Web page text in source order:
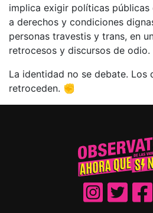
implica exigir políticas públicas
a derechos y condiciones
personas travestis y trans, en
retrocesos y discursos de odio.
La identidad no se debate. Los
retroceden. ✊